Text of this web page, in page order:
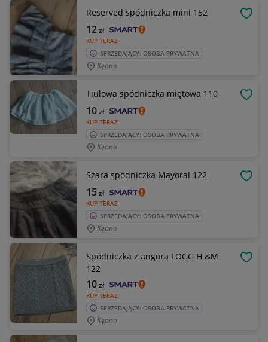
Reserved spódniczka mini 152
KUP TERAZ
12zł
SPRZEDAJĄCY: OSOBA PRYWATNA
Kępno
Tiulowa spódniczka miętowa 110
KUP TERAZ
10zł
SPRZEDAJĄCY: OSOBA PRYWATNA
Kępno
Szara spódniczka Mayoral 122
KUP TERAZ
15zł
SPRZEDAJĄCY: OSOBA PRYWATNA
Kępno
Spódniczka z angorą LOGG H &M
122
KUP TERAZ
10zł
SPRZEDAJĄCY: OSOBA PRYWATNA
Kępno